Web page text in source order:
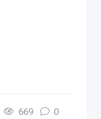
669 0